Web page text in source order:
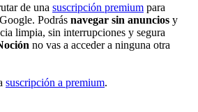
de una suscripción premium para
Podrás navegar sin anuncios y
limpia, sin interrupciones y segura
no vas a acceder a ninguna otra
suscripción a premium.